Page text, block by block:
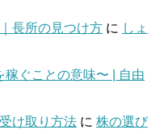
長所の見つけ方 に しょ
稼ぐことの意味〜 | 自由
け取り方法 に 株の選び